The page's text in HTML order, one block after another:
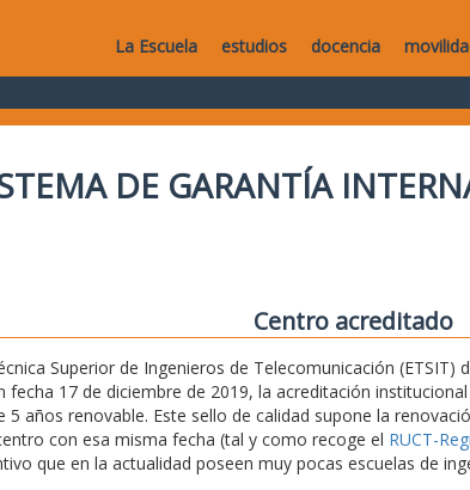
La Escuela estudios docencia
DE GARANTÍA
Centro acreditado
Superior de Ingenieros de Telecomunicación (ETSIT)
fecha 17 de diciembre de 2019, la acreditación
5 años renovable. Este sello de calidad supone la
con esa misma fecha (tal y como recoge el RUCT-
que en la actualidad poseen muy pocas escuelas de